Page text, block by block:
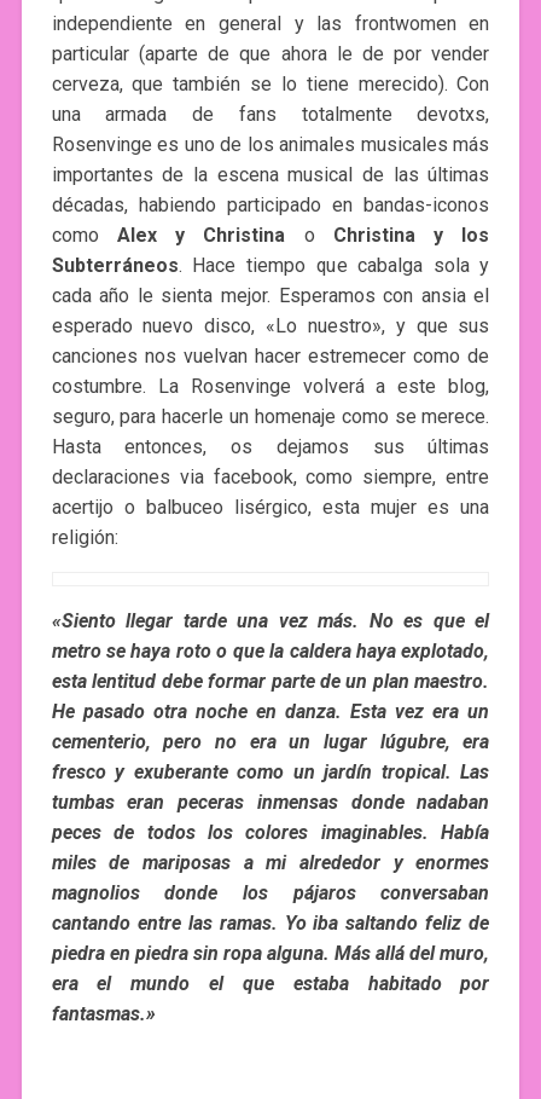
independiente en general y las frontwomen en
particular (aparte de que ahora le de por vender
cerveza, que también se lo tiene merecido). Con
una armada de fans totalmente devotxs,
Rosenvinge es uno de los animales musicales más
importantes de la escena musical de las últimas
décadas, habiendo participado en bandas-iconos
como Alex y Christina o Christina y los
Subterráneos. Hace tiempo que cabalga sola y
cada año le sienta mejor. Esperamos con ansia el
esperado nuevo disco, «Lo nuestro», y que sus
canciones nos vuelvan hacer estremecer como de
costumbre. La Rosenvinge volverá a este blog,
seguro, para hacerle un homenaje como se merece.
Hasta entonces, os dejamos sus últimas
declaraciones via facebook, como siempre, entre
acertijo o balbuceo lisérgico, esta mujer es una
religión:
«Siento llegar tarde una vez más. No es que el
metro se haya roto o que la caldera haya explotado,
esta lentitud debe formar parte de un plan maestro.
He pasado otra noche en danza. Esta vez era un
cementerio, pero no era un lugar lúgubre, era
fresco y exuberante como un jardín tropical. Las
tumbas eran peceras inmensas donde nadaban
peces de todos los colores imaginables. Había
miles de mariposas a mi alrededor y enormes
magnolios donde los pájaros conversaban
cantando entre las ramas. Yo iba saltando feliz de
piedra en piedra sin ropa alguna. Más allá del muro,
era el mundo el que estaba habitado por
fantasmas.»